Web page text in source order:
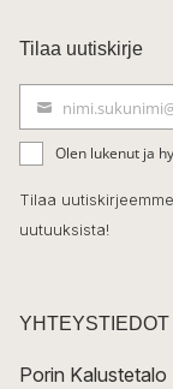
c
e
b
o
o
k
Tilaa uutiskirje
ä
h
k
t
Olen lukenut ja
Tilaa
uutuuksista!
YHTEYSTIEDOT
Porin Kalustetalo